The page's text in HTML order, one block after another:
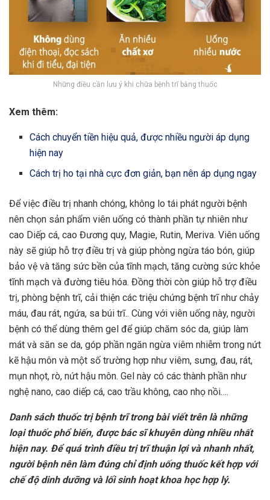
Những điều cần lưu ý khi chữa bệnh trĩ bằng thuốc
Xem thêm:
Cách chuyển tiền hiệu quả, được nhiều người áp dụng
hiện nay
Cách trị ho tại nhà cực đơn giản, bạn nên áp dụng ngay
Để việc điều trị nhanh chóng, không lo tái phát người bệnh
nên chọn sản phẩm viên uống có thành phần tự nhiên như
cao Diếp cá, cao Đương quy, Magie, Rutin, Meriva. Viên uống
này sẽ giúp hỗ trợ điều trị và giúp phòng ngừa táo bón, giúp
bảo vệ và tăng sức bền của tĩnh mạch, tăng cường sức khỏe
tĩnh mạch và đường tiêu hóa. Đồng thời còn giúp hỗ trợ điều
trị, phòng bệnh trĩ, cải thiện các triệu chứng bệnh trĩ như chảy
máu, đau rát, ngứa, sa búi trĩ.. Cùng với viên uống này, người
bệnh có thể dùng thêm gel để giúp chăm sóc da, giúp làm
mát và săn se da, góp phần ngăn ngừa viêm nhiễm trong nứt
kẽ hậu môn và một số trường hợp như viêm, sưng, đau, rát,
mụn nhọt, rò, nứt hậu môn. Gel này có các thành phần như
nghệ nano, cao diếp cá, cao trầu không, cao nhọ nồi….
Danh sách thuốc trị bệnh trĩ trong bài viết trên là những
loại thuốc phổ biến, được bác sĩ khuyên dùng nhiều nhất
hiện nay. Để quá trình điều trị trĩ thuận lợi và nhanh nhất,
người bệnh nên làm đúng chỉ định uống thuốc kết hợp với
chế độ dinh dưỡng và lối sinh hoạt khoa học hợp lý.